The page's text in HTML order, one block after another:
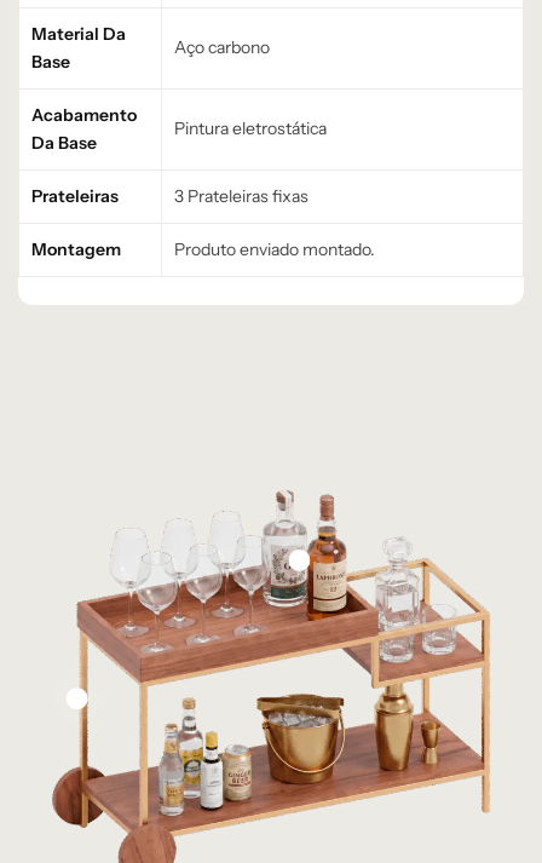
Material Da
Base
Aço carbono
Acabamento
Da Base
Pintura eletrostática
Prateleiras 3 Prateleiras fixas
Montagem Produto enviado montado.
Base em Aço
Carbono
Lâmina de
Carvalho Natural